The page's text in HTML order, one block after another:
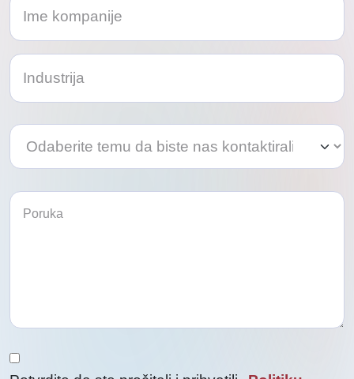
Odaberite
temu
da
nas
kontaktirali
Odaberite
temu
biste
nas